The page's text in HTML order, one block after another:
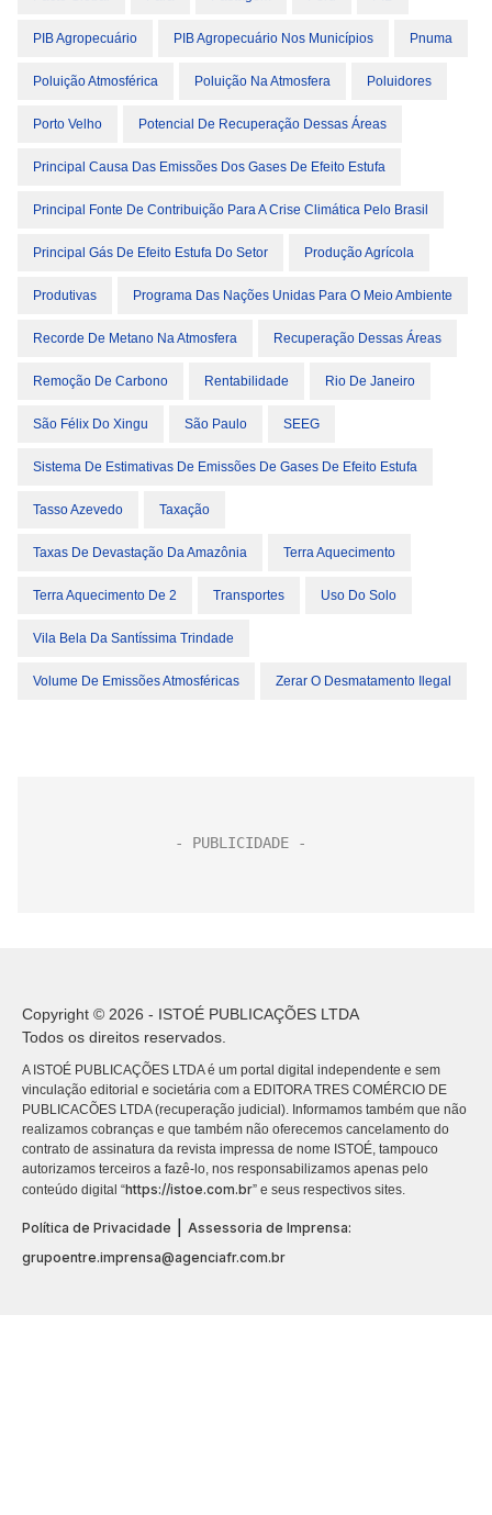
PIB Agropecuário PIB Agropecuário Nos Municípios Pnuma
Poluição Atmosférica Poluição Na Atmosfera Poluidores
Porto Velho Potencial De Recuperação Dessas Áreas
Principal Causa Das Emissões Dos Gases De Efeito Estufa
Principal Fonte De Contribuição Para A Crise Climática Pelo Brasil
Principal Gás De Efeito Estufa Do Setor Produção Agrícola
Produtivas Programa Das Nações Unidas Para O Meio Ambiente
Recorde De Metano Na Atmosfera Recuperação Dessas Áreas
Remoção De Carbono Rentabilidade Rio De Janeiro
São Félix Do Xingu São Paulo SEEG
Sistema De Estimativas De Emissões De Gases De Efeito Estufa
Tasso Azevedo Taxação
Taxas De Devastação Da Amazônia Terra Aquecimento
Terra Aquecimento De 2 Transportes Uso Do Solo
Vila Bela Da Santíssima Trindade
Volume De Emissões Atmosféricas Zerar O Desmatamento Ilegal
Copyright © 2026 - ISTOÉ PUBLICAÇÕES LTDA
Todos os direitos reservados.
A ISTOÉ PUBLICAÇÕES LTDA é um portal digital independente e sem
vinculação editorial e societária com a EDITORA TRES COMÉRCIO DE
PUBLICACÕES LTDA (recuperação judicial). Informamos também que não
realizamos cobranças e que também não oferecemos cancelamento do
contrato de assinatura da revista impressa de nome ISTOÉ, tampouco
autorizamos terceiros a fazê-lo, nos responsabilizamos apenas pelo
conteúdo digital “https://istoe.com.br” e seus respectivos sites.
Política de Privacidade
Assessoria de Imprensa:
grupoentre.imprensa@agenciafr.com.br